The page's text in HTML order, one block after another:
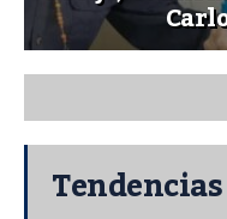
Tendencias